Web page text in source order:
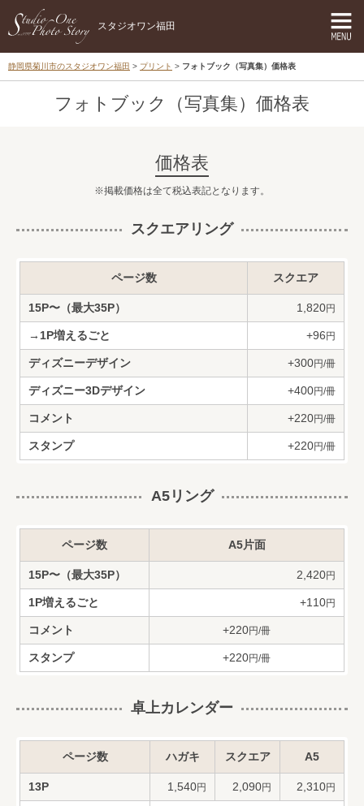
スタジオワン福田
静岡県菊川市のスタジオワン福田 プリント フォトブック（写真集）価格表
フォトブック（写真集）価格表
価格表
掲載価格は全て税込表記となります。
スクエアリング
ページ数 スクエア
15P〜（最大35P） 1,820円
→1P増えるごと +96 円
ディズニーデザイン +300円/冊
ディズニー3Dデザイン +400円/冊
コメント +220円/冊
スタンプ +220円/冊
A5リング
ページ数 A5片面
15P〜（最大35P） 2,420円
1P増えるごと +110円
コメント +220円/冊
スタンプ +220円/冊
卓上カレンダー
ページ数 ハガキ スクエア A5
13P 1,540円 2,090円 2,310円